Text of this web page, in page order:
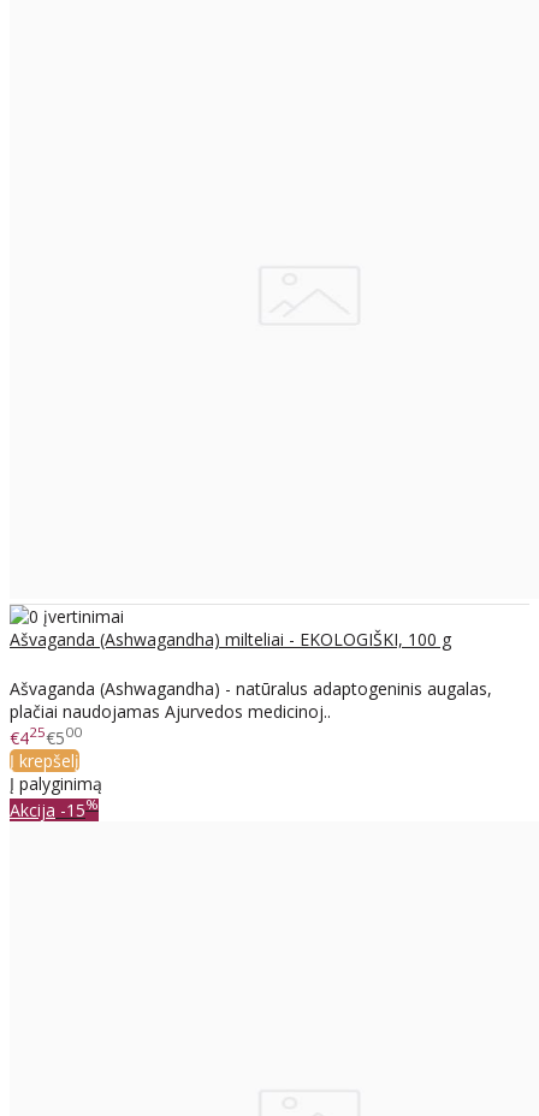
Ašvaganda (Ashwagandha) milteliai - EKOLOGIŠKI, 100 g
Ašvaganda (Ashwagandha) - natūralus adaptogeninis augalas,
plačiai naudojamas Ajurvedos medicinoj..
€425€500
Į krepšelį
Į palyginimą
Akcija -15%